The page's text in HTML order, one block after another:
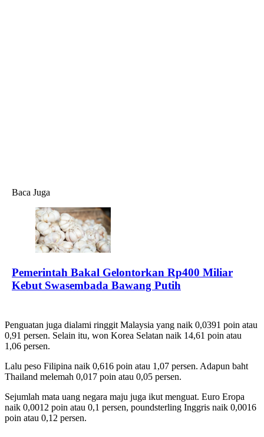
Baca Juga
Pemerintah Bakal Gelontorkan Rp400 Miliar
Kebut Swasembada Bawang Putih
Penguatan juga dialami ringgit Malaysia yang naik 0,0391 poin atau
0,91 persen. Selain itu, won Korea Selatan naik 14,61 poin atau
1,06 persen.
Lalu peso Filipina naik 0,616 poin atau 1,07 persen. Adapun baht
Thailand melemah 0,017 poin atau 0,05 persen.
Sejumlah mata uang negara maju juga ikut menguat. Euro Eropa
naik 0,0012 poin atau 0,1 persen, poundsterling Inggris naik 0,0016
poin atau 0,12 persen.